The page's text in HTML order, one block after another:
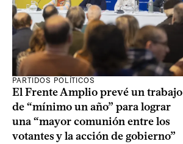
PARTIDOS POLÍTICOS
El Frente Amplio prevé un trabajo
de “mínimo un año” para lograr
una “mayor comunión entre los
votantes y la acción de gobierno”